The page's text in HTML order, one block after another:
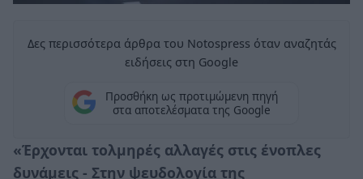
Δες περισσότερα άρθρα του Notospress όταν αναζητάς
ειδήσεις στη Google
Προσθήκη ως προτιμώμενη πηγή
στα αποτελέσματα της Google
«Έρχονται τολμηρές αλλαγές στις ένοπλες
δυνάμεις - Στην ψευδολογία της